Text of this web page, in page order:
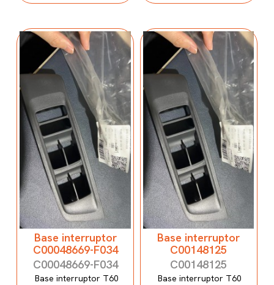
Base interruptor
C00048669-F034
C00048669-F034
Base interruptor T60
Base interruptor
C00148125
C00148125
Base interruptor T60